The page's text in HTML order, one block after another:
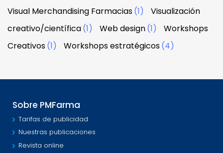
Visual Merchandising Farmacias(1)
Visualización
creativo/científica(1) Web design(1)
Workshops
Creativos(1) Workshops estratégicos(4)
Sobre PMFarma
Tarifas de publicidad
Nuestras publicaciones
Revista online